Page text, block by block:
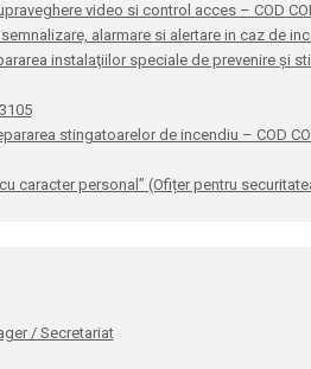
video si control acces – COD
alarmare si alertare in caz de
instalaţiilor speciale de prevenire şi
stingatoarelor de incendiu – COD
caracter personal” (Ofițer pentru
/ Secretariat